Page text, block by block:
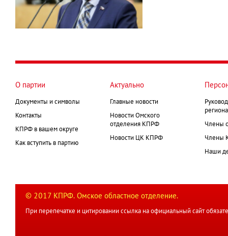
О партии
Документы и символы
Контакты
КПРФ в вашем округе
Как вступить в партию
Актуально
Главные новости
Новости Омского
отделения КПРФ
Новости ЦК КПРФ
Члены
Члены
Наши
© 2017 КПРФ. Омское областное отделение.
При перепечатке и цитировании ссылка на официальный сайт